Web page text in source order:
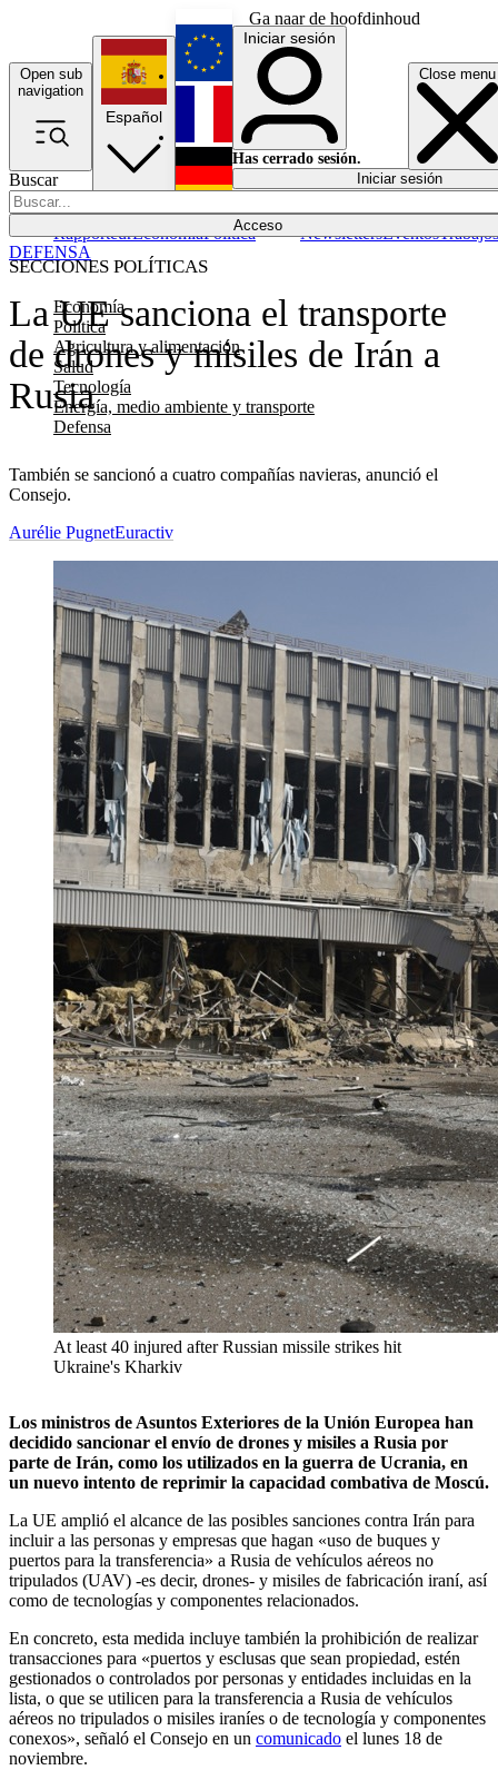
Ga naar de hoofdinhoud
Open sub
navigation
Close menu
Buscar
Acceso
SECCIONES POLÍTICAS
Economía
Política
Agricultura y alimentación
Salud
Tecnología
Energía, medio ambiente y transporte
Defensa
RapporteurEconomíaPolítica NewslettersEventosTrabajos
Español
English
Français
Iniciar sesión
Has cerrado sesión.
Iniciar sesión
La UE sanciona el transporte
de drones y misiles de Irán a
Rusia
También se sancionó a cuatro compañías navieras, anunció el
Consejo.
DEFENSA
Aurélie PugnetEuractiv
At least 40 injured after Russian missile strikes hit
Ukraine's Kharkiv
Los ministros de Asuntos Exteriores de la Unión Europea han
decidido sancionar el envío de drones y misiles a Rusia por
parte de Irán, como los utilizados en la guerra de Ucrania, en
un nuevo intento de reprimir la capacidad combativa de Moscú.
La UE amplió el alcance de las posibles sanciones contra Irán para
incluir a las personas y empresas que hagan «uso de buques y
puertos para la transferencia» a Rusia de vehículos aéreos no
tripulados (UAV) -es decir, drones- y misiles de fabricación iraní, así
como de tecnologías y componentes relacionados.
En concreto, esta medida incluye también la prohibición de realizar
transacciones para «puertos y esclusas que sean propiedad, estén
gestionados o controlados por personas y entidades incluidas en la
lista, o que se utilicen para la transferencia a Rusia de vehículos
aéreos no tripulados o misiles iraníes o de tecnología y componentes
conexos», señaló el Consejo en un comunicado el lunes 18 de
noviembre.